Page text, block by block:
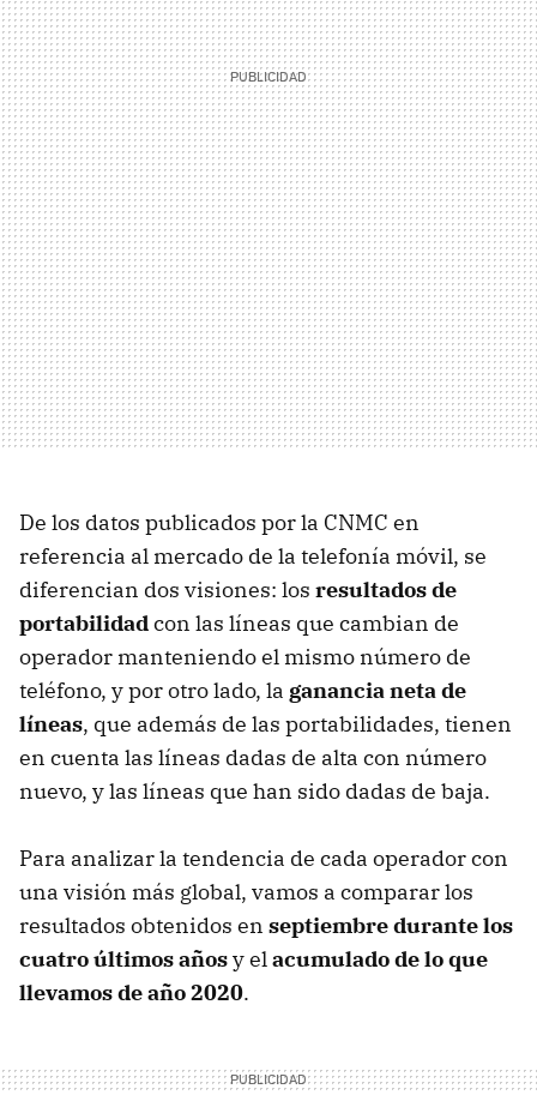
De los datos publicados por la CNMC en
referencia al mercado de la telefonía móvil, se
diferencian dos visiones: los resultados de
portabilidadcon las líneas que cambian de
operador manteniendo el mismo número de
teléfono, y por otro lado, la ganancia neta de
líneas, que además de las portabilidades, tienen
en cuenta las líneas dadas de alta con número
nuevo, y las líneas que han sido dadas de baja.
Para analizar la tendencia de cada operador con
una visión más global, vamos a comparar los
resultados obtenidos en septiembre durante los
cuatro últimos añosy elacumulado de lo que
llevamos de año 2020.